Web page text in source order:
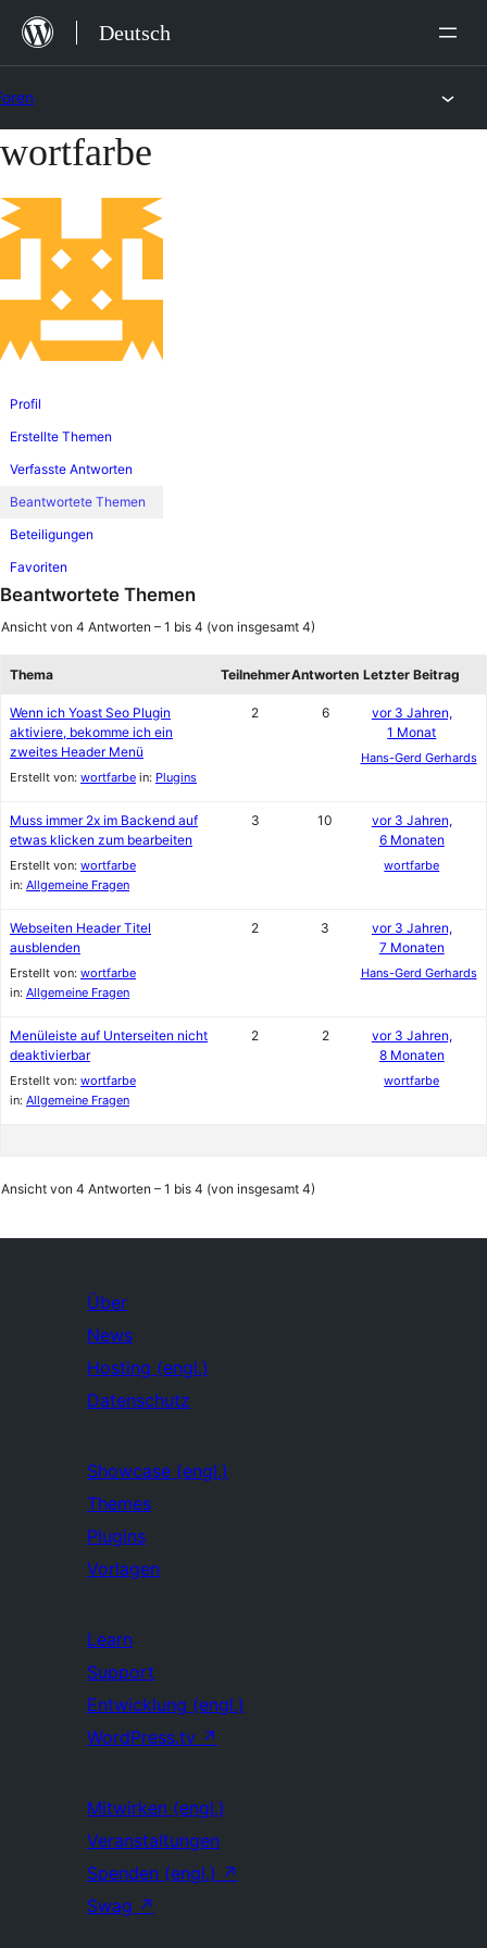
Zum
Inhalt
Deutsch
Zum
springen
wortfarbe
Profil
Erstellte Themen
Verfasste Antworten
Beantwortete Themen
Beteiligungen
Favoriten
Beantwortete Themen
Ansicht von 4 Antworten – 1 bis 4 (von insgesamt 4)
Thema TeilnehmerAntworten Letzter Beitrag
Wenn ich Yoast Seo Plugin
aktiviere, bekomme ich ein
zweites Header Menü
Erstellt von: wortfarbe in: Plugins
2 6
vor 3 Jahren,
1 Monat
Hans-Gerd Gerhards
Muss immer 2x im Backend auf
etwas klicken zum bearbeiten
Erstellt von: wortfarbe
in: Allgemeine Fragen
3 10
vor 3 Jahren,
6 Monaten
wortfarbe
Webseiten Header Titel
ausblenden
Erstellt von: wortfarbe
in: Allgemeine Fragen
2 3
vor 3 Jahren,
7 Monaten
Hans-Gerd Gerhards
Menüleiste auf Unterseiten nicht
deaktivierbar
Erstellt von: wortfarbe
in: Allgemeine Fragen
2 2
vor 3 Jahren,
8 Monaten
wortfarbe
Ansicht von 4 Antworten – 1 bis 4 (von insgesamt 4)
Über
News
Hosting (engl.)
Datenschutz
Showcase (engl.)
Themes
Plugins
Vorlagen
Learn
Support
Entwicklung (engl.)
WordPress.tv ↗
Mitwirken (engl.)
Veranstaltungen
Spenden (engl.) ↗
Swag ↗